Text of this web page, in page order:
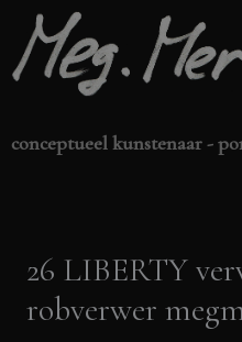
naar
de
conceptueel kunstenaar -
26 LIBERTY
robverwer